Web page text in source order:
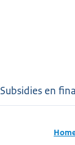
Subsidies en